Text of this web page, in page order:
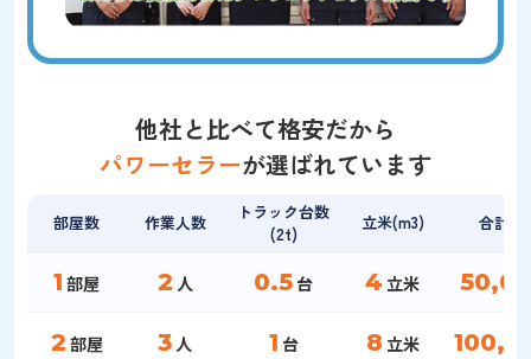
他社と比べて格安だから
パワーセラーが選ばれています
部屋数 作業人数
トラック台数
(2t)
立米(m3) 合計金
1 部屋 2 人 0.5 台 4 立米
2 部屋 3人 1 台 8 立米